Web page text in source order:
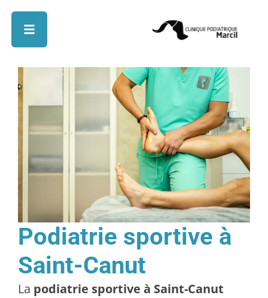
Podiatrie sportive à
Saint-Canut
La podiatrie sportive à Saint-Canut